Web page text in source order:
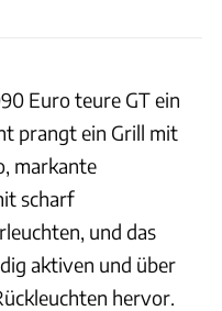
Euro teure GT ein
prangt ein Grill mit
markante
scharf
und das
aktiven und über
hervor.